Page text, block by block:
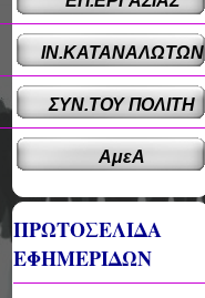
ΙΝ.ΚΑΤΑΝΑΛΩΤΩΝ
ΣΥΝ.ΤΟΥ ΠΟΛΙΤΗ
ΑμεΑ
ΠΡΩΤΟΣΕΛΙΔΑ
ΕΦΗΜΕΡΙΔΩΝ